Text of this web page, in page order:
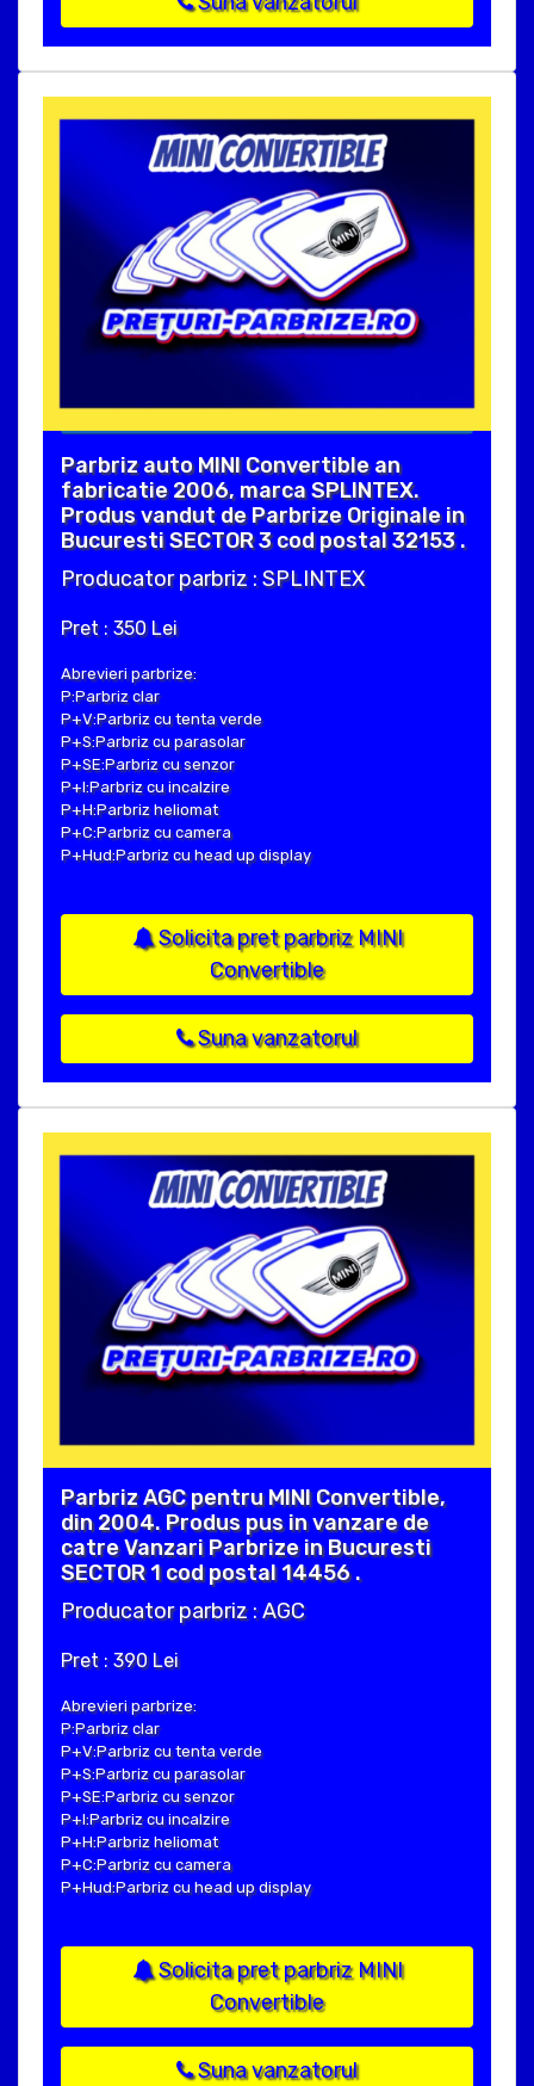
Parbriz auto MINI Convertible an
fabricatie 2006, marca SPLINTEX.
Produs vandut de Parbrize Originale in
Bucuresti SECTOR 3 cod postal 32153 .
Producator parbriz : SPLINTEX
Pret : 350 Lei
Abrevieri parbrize:
P:Parbriz clar
P+V:Parbriz cu tenta verde
P+S:Parbriz cu parasolar
P+SE:Parbriz cu senzor
P+I:Parbriz cu incalzire
P+H:Parbriz heliomat
P+C:Parbriz cu camera
P+Hud:Parbriz cu head up display
Solicita pret parbriz MINI
Convertible
Suna vanzatorul
Parbriz AGC pentru MINI Convertible,
din 2004. Produs pus in vanzare de
catre Vanzari Parbrize in Bucuresti
SECTOR 1 cod postal 14456 .
Producator parbriz : AGC
Pret : 390 Lei
Abrevieri parbrize:
P:Parbriz clar
P+V:Parbriz cu tenta verde
P+S:Parbriz cu parasolar
P+SE:Parbriz cu senzor
P+I:Parbriz cu incalzire
P+H:Parbriz heliomat
P+C:Parbriz cu camera
P+Hud:Parbriz cu head up display
Solicita pret parbriz MINI
Convertible
Suna vanzatorul